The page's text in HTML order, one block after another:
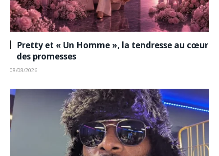
Pretty et « Un Homme », la tendresse au cœur
des promesses
08/08/2026